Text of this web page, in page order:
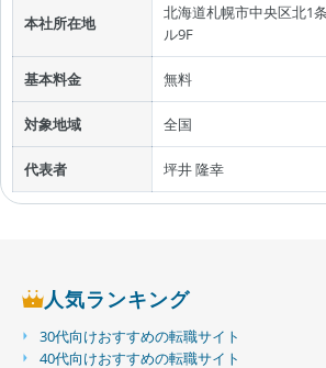
本社所在地
北海道札幌市中央区北1
ル9F
基本料金 無料
対象地域 全国
代表者 坪井 隆幸
人気ランキング
30代向けおすすめの転職サイト
40代向けおすすめの転職サイト